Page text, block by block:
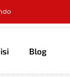
Blog